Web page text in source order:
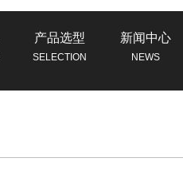
产品选型
SELECTION
新闻中心
NEWS